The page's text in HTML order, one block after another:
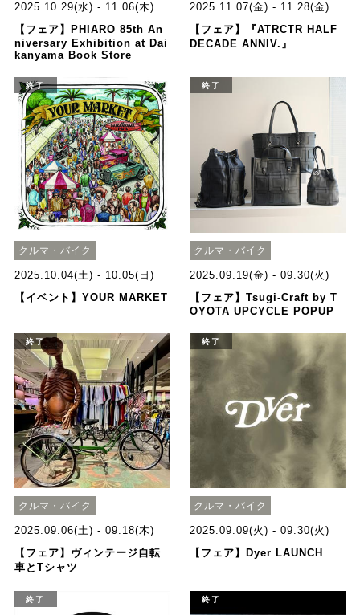
2025.10.29(水) - 11.06(木)
【フェア】PHIARO 85th An
niversary Exhibition at Dai
kanyama Book Store
2025.11.07(金) - 11.28(金)
【フェア】『ATRCTR HALF
DECADE ANNIV.』
終了
クルマ・バイク
2025.10.04(土) - 10.05(日)
【イベント】YOUR MARKET
終了
クルマ・バイク
2025.09.19(金) - 09.30(火)
【フェア】Tsugi-Craft by T
OYOTA UPCYCLE POPUP
終了
クルマ・バイク
2025.09.06(土) - 09.18(木)
【フェア】ヴィンテージ自転
車とTシャツ
終了
クルマ・バイク
2025.09.09(火) - 09.30(火)
【フェア】Dyer LAUNCH
終了 終了